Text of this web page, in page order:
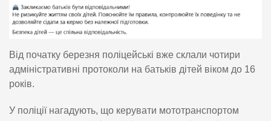
Від початку березня поліцейські вже склали чотири
адміністративні протоколи на батьків дітей віком до 16
років.
У поліції нагадують, що керувати мототранспортом